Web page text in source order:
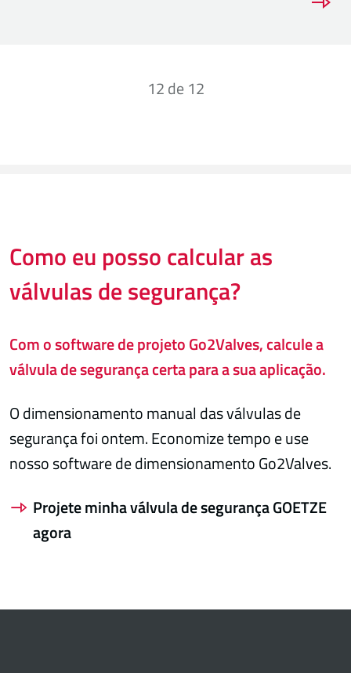
12de12
Como eu posso calcular as
válvulas de segurança?
Com o software de projeto Go2Valves, calcule a
válvula de segurança certa para a sua aplicação.
O dimensionamento manual das válvulas de
segurança foi ontem. Economize tempo e use
nosso software de dimensionamento Go2Valves.
Projete minha válvula de segurança GOETZE
agora